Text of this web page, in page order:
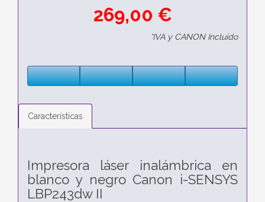
269,00 €
*IVA y CANON Incluido
Características
Impresora láser inalámbrica en
blanco y negro Canon i-SENSYS
LBP243dw II